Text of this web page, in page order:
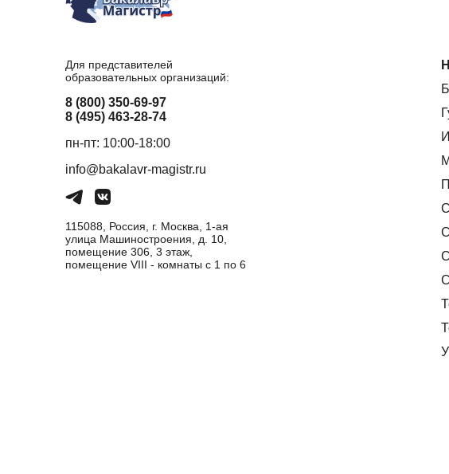
Для представителей
образовательных организаций:
8 (800) 350-69-97
8 (495) 463-28-74
пн-пт: 10:00-18:00
info@bakalavr-magistr.ru
115088, Россия, г. Москва, 1-ая
улица Машиностроения, д. 10,
помещение 306, 3 этаж,
помещение VIII - комнаты с 1 по 6